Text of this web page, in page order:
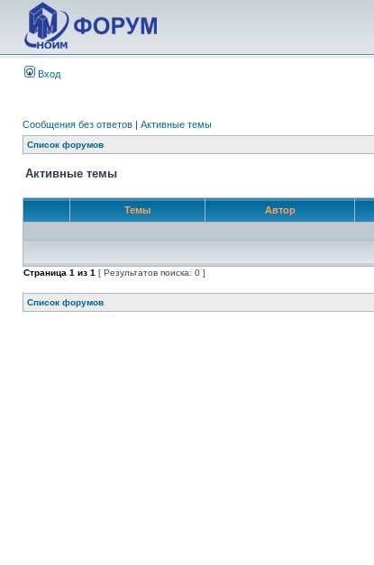
Вход
Сообщения без ответов | Активные темы
Список форумов
Активные темы
Темы Автор
Страница 1 из 1 [ Результатов поиска: 0 ]
Список форумов